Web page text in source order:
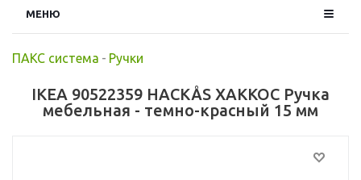
МЕНЮ
ПАКС система - Ручки
IKEA 90522359 HACKÅS ХАККОС Ручка
мебельная - темно-красный 15 мм